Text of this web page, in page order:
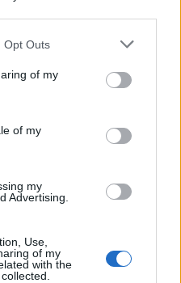
Opt Outs
of my
of my
my
Advertising.
Use,
of my
with the